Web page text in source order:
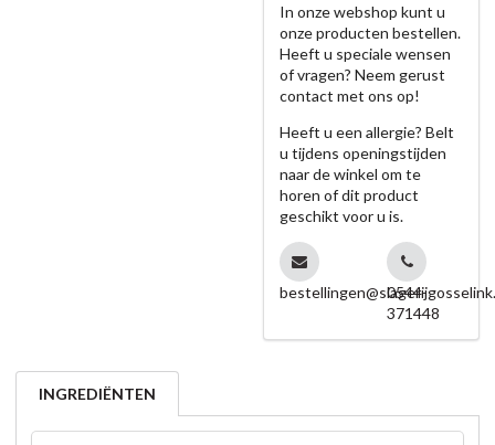
In onze webshop kunt u
onze producten bestellen.
Heeft u speciale wensen
of vragen? Neem gerust
contact met ons op!
Heeft u een allergie? Belt
u tijdens openingstijden
naar de winkel om te
horen of dit product
geschikt voor u is.
0544-
371448
INGREDIËNTEN